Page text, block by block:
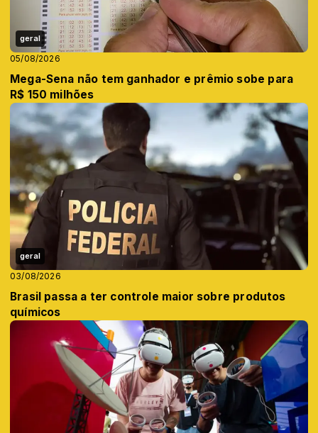
geral
05/08/2026
Mega-Sena não tem ganhador e prêmio sobe para
R$ 150 milhões
geral
03/08/2026
Brasil passa a ter controle maior sobre produtos
químicos